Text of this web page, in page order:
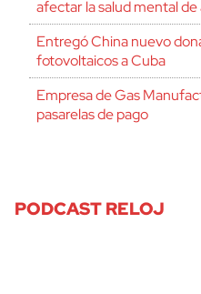
afectar la salud mental
Entregó China nuevo
fotovoltaicos a Cuba
Empresa de Gas
pasarelas de pago
PODCAST RELOJ